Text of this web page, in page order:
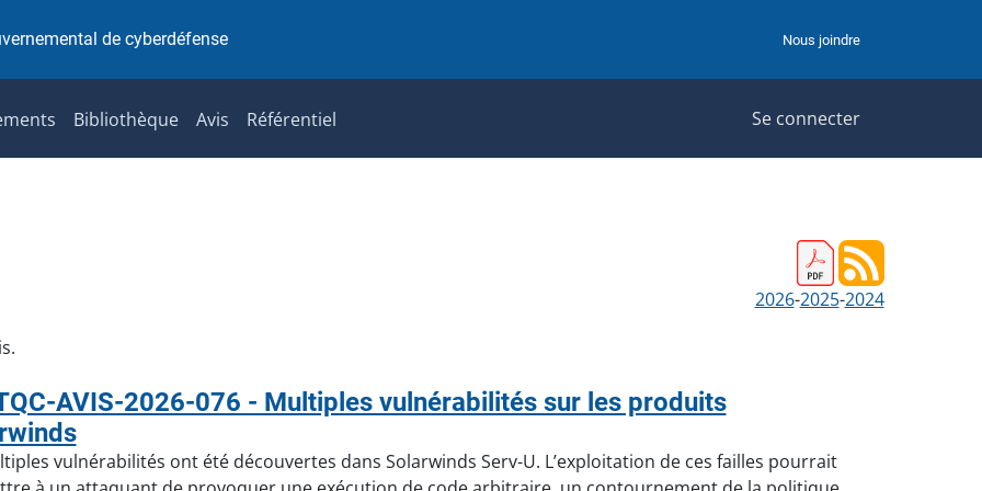
de cyberdéfense Nous joindre
Bibliothèque Avis Référentiel Se connecter
2026-2025-2024
AVIS-2026-076 - Multiples vulnérabilités sur les produits
vulnérabilités ont été découvertes dans Solarwinds Serv-U. L’exploitation de ces failles pourrait